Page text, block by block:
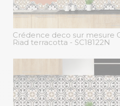
Crédence deco sur mesure
Riad terracotta - SC18122N